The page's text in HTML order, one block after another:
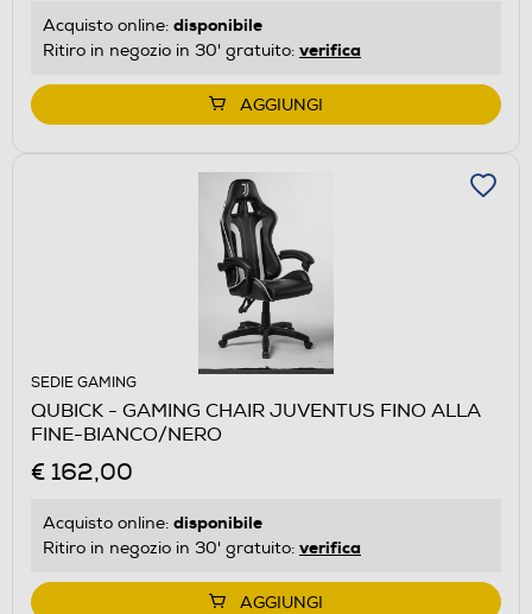
Acquisto online: disponibile
Ritiro in negozio in 30' gratuito: verifica
AGGIUNGI
SEDIE GAMING
QUBICK - GAMING CHAIR JUVENTUS FINO ALLA
FINE-BIANCO/NERO
€ 162,00
Acquisto online: disponibile
Ritiro in negozio in 30' gratuito: verifica
AGGIUNGI